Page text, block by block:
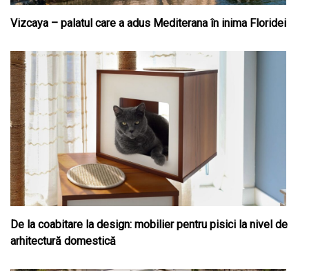
Vizcaya – palatul care a adus Mediterana în inima Floridei
De la coabitare la design: mobilier pentru pisici la nivel de
arhitectură domestică